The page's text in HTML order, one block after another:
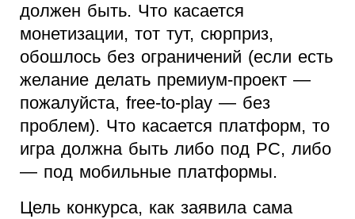
должен быть. Что касается
монетизации, тот тут, сюрприз,
обошлось без ограничений (если есть
желание делать премиум-проект —
пожалуйста, free-to-play — без
проблем). Что касается платформ, то
игра должна быть либо под PC, либо
— под мобильные платформы.
Цель конкурса, как заявила сама